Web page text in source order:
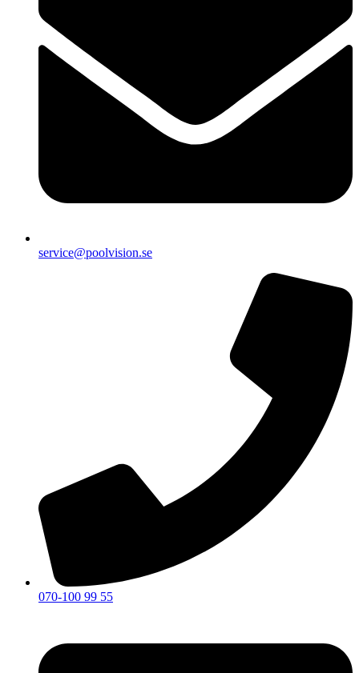
service@poolvision.se
070-100 99 55